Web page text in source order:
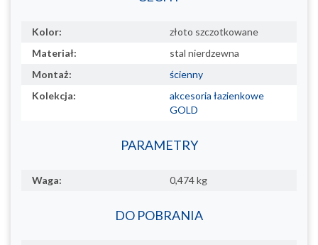
Kolor:
złoto szczotkowane
Materiał:
stal nierdzewna
Montaż:
ścienny
Kolekcja:
akcesoria łazienkowe
GOLD
PARAMETRY
Waga: 0,474 kg
DO POBRANIA